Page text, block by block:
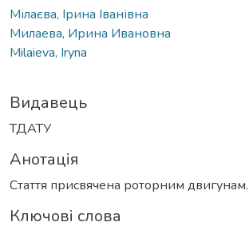
Мілаєва, Ірина Іванівна
Милаева, Ирина Ивановна
Milaieva, Iryna
Видавець
ТДАТУ
Анотація
Стаття присвячена роторним двигунам.
Ключові слова